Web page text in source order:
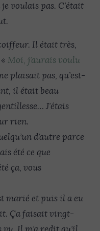
voulais pas. C’était
Il était très,
Moi, j’aurais voulu
plaisait pas, qu’est-
il était beau
J’étais
rien.
d’autre parce
été ce que
ça, vous
marié et puis il a eu
Ça faisait vingt-